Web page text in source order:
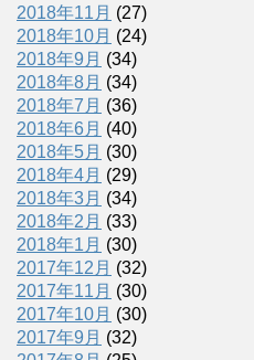
2018年11月 (27)
2018年10月 (24)
2018年9月 (34)
2018年8月 (34)
2018年7月 (36)
2018年6月 (40)
2018年5月 (30)
2018年4月 (29)
2018年3月 (34)
2018年2月 (33)
2018年1月 (30)
2017年12月 (32)
2017年11月 (30)
2017年10月 (30)
2017年9月 (32)